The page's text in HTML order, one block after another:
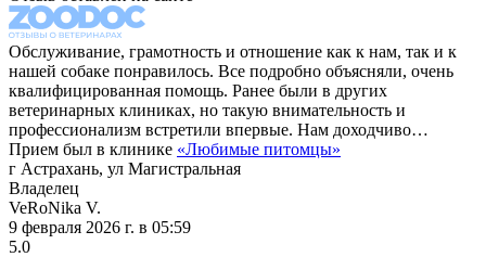
Обслуживание, грамотность и отношение как к нам, так и к
нашей собаке понравилось. Все подробно объясняли, очень
квалифицированная помощь. Ранее были в других
ветеринарных клиниках, но такую внимательность и
профессионализм встретили впервые. Нам доходчиво…
Прием был в клинике «Любимые питомцы»
г Астрахань, ул Магистральная
Владелец
VeRoNika V.
9 февраля 2026 г. в 05:59
5.0